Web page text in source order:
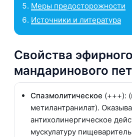
Меры предосторожности
Источники и литература
Свойства
мандаринового
Спазмолитическое (+++):
метилантранилат).
антихолинергическое
мускулатуру